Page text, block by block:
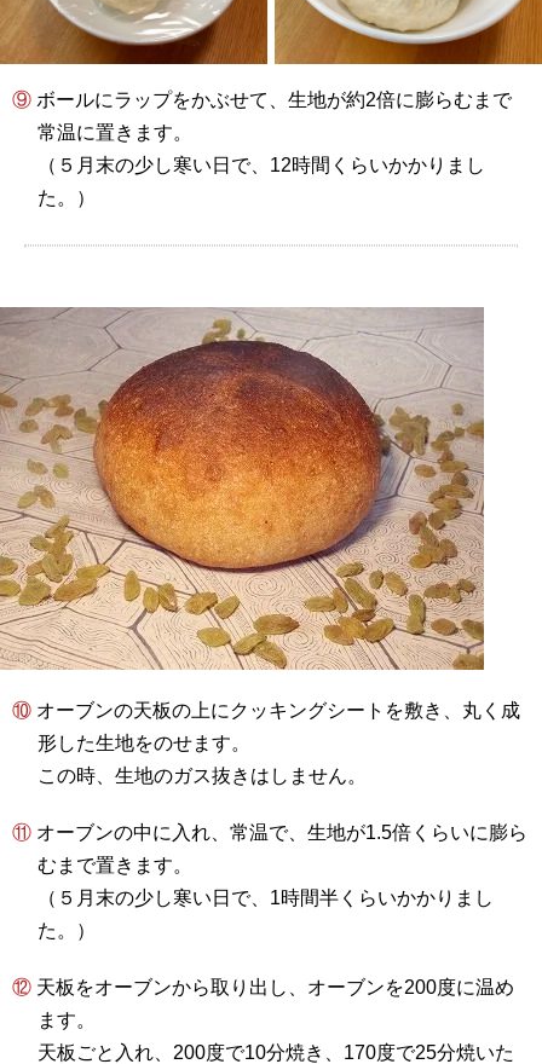
⑨ ボールにラップをかぶせて、生地が約2倍に膨らむまで
常温に置きます。
（５月末の少し寒い日で、12時間くらいかかりまし
た。）
⑩ オーブンの天板の上にクッキングシートを敷き、丸く成
形した生地をのせます。
この時、生地のガス抜きはしません。
⑪ オーブンの中に入れ、常温で、生地が1.5倍くらいに膨ら
むまで置きます。
（５月末の少し寒い日で、1時間半くらいかかりまし
た。）
⑫ 天板をオーブンから取り出し、オーブンを200度に温め
ます。
天板ごと入れ、200度で10分焼き、170度で25分焼いた